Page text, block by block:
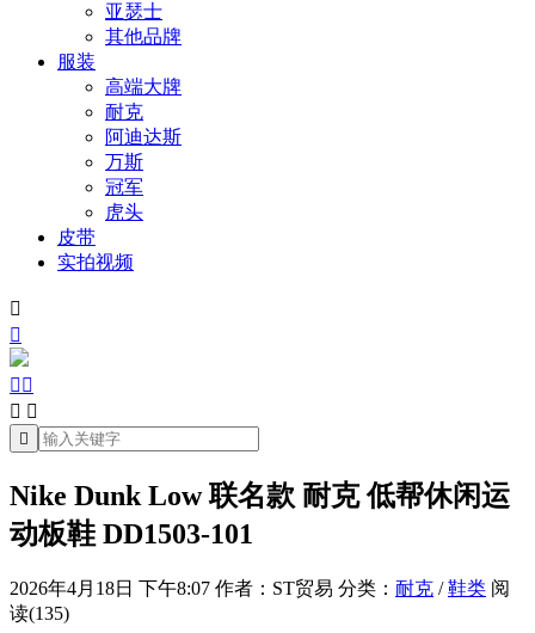
亚瑟士
其他品牌
服装
高端大牌
耐克
阿迪达斯
万斯
冠军
虎头
皮带
实拍视频


 
 

Nike Dunk Low 联名款 耐克 低帮休闲运
动板鞋 DD1503-101
2026年4月18日 下午8:07 作者：ST贸易 分类： 耐克 /鞋类 阅
读(135)